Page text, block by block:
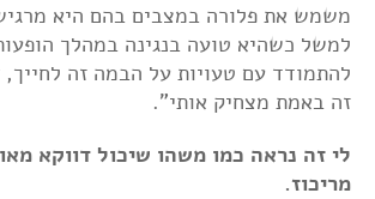
משמש את פלורה במצבים בהם היא
למשל כשהיא טועה בנגינה במהלך
להתמודד עם טעויות על הבמה זה לחייך,
זה באמת מצחיק אותי".
לי זה נראה כמו משהו שיכול דווקא
מריכוז.